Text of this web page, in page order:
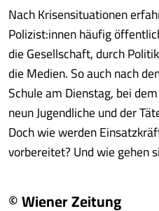
Nach Krisensituationen
Polizist:innen häufig
die Gesellschaft, durch
die Medien. So auch nach
Schule am Dienstag, bei
neun Jugendliche und der
Doch wie werden
vorbereitet? Und wie gehen
© Wiener Zeitung